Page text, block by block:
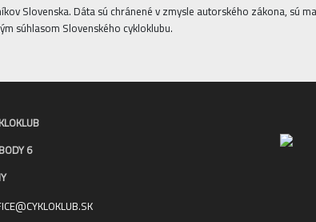
Slovenska. Dáta sú chránené v zmysle autorského zákona, sú
súhlasom Slovenského cykloklubu.
6